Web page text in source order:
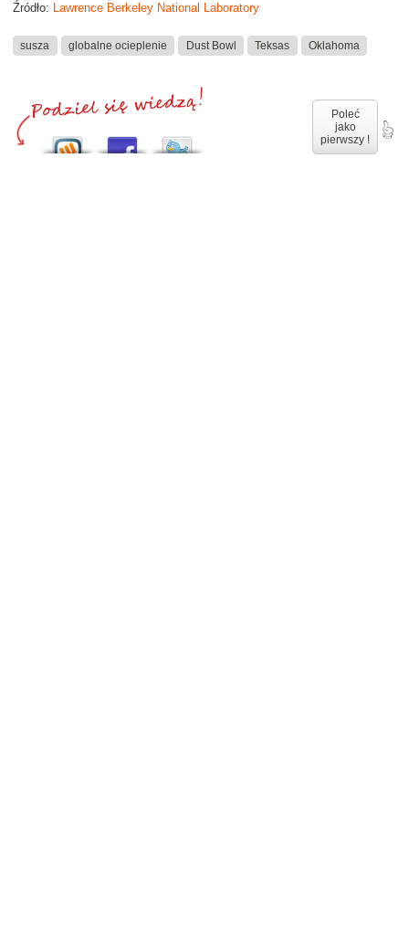
Źródło: Lawrence Berkeley National Laboratory
susza globalne ocieplenie Dust Bowl Teksas Oklahoma
Poleć
jako
pierwszy !